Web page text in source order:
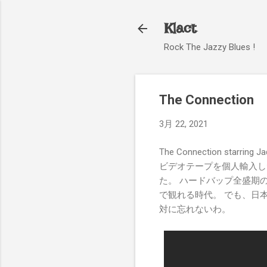
Klact
Rock The Jazzy Blues !
The Connection
3月 22, 2021
The Connection starring
ビデオテープを個人輸入
た。 ハードバップ全盛期
で観れる時代。 でも、日
対に忘れないわ。